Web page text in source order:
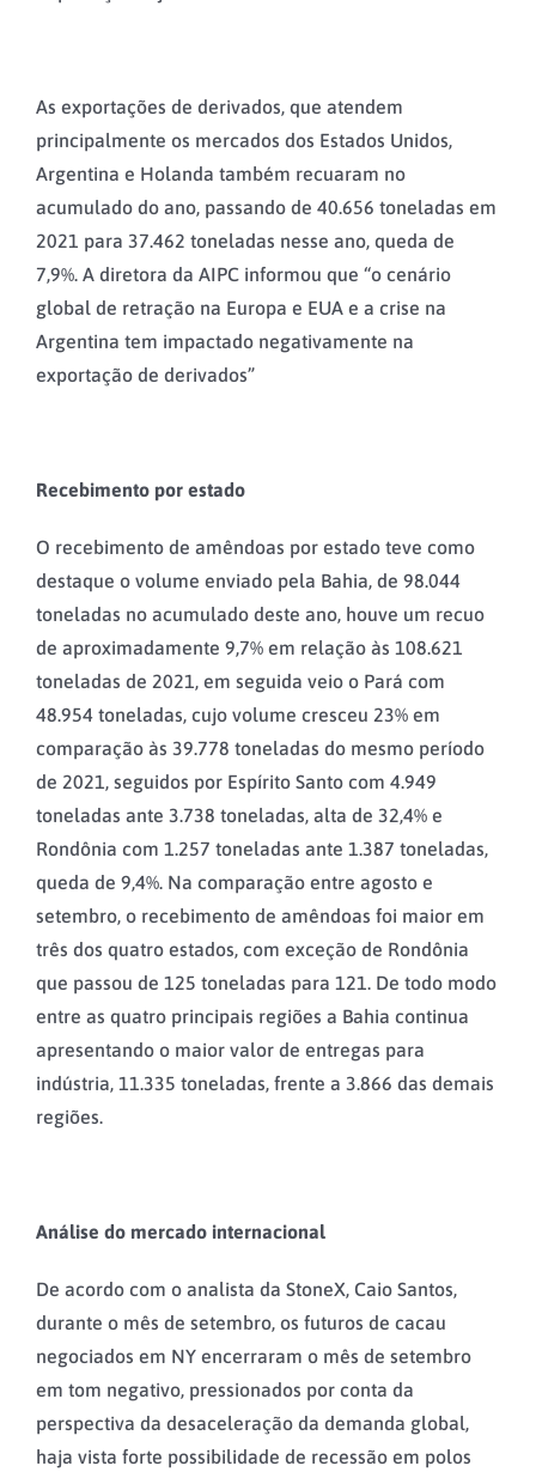
As exportações de derivados, que atendem
principalmente os mercados dos Estados Unidos,
Argentina e Holanda também recuaram no
acumulado do ano, passando de 40.656 toneladas em
2021 para 37.462 toneladas nesse ano, queda de
7,9%. A diretora da AIPC informou que “o cenário
global de retração na Europa e EUA e a crise na
Argentina tem impactado negativamente na
exportação de derivados”
Recebimento por estado
O recebimento de amêndoas por estado teve como
destaque o volume enviado pela Bahia, de 98.044
toneladas no acumulado deste ano, houve um recuo
de aproximadamente 9,7% em relação às 108.621
toneladas de 2021, em seguida veio o Pará com
48.954 toneladas, cujo volume cresceu 23% em
comparação às 39.778 toneladas do mesmo período
de 2021, seguidos por Espírito Santo com 4.949
toneladas ante 3.738 toneladas, alta de 32,4% e
Rondônia com 1.257 toneladas ante 1.387 toneladas,
queda de 9,4%. Na comparação entre agosto e
setembro, o recebimento de amêndoas foi maior em
três dos quatro estados, com exceção de Rondônia
que passou de 125 toneladas para 121. De todo modo
entre as quatro principais regiões a Bahia continua
apresentando o maior valor de entregas para
indústria, 11.335 toneladas, frente a 3.866 das demais
regiões.
Análise do mercado internacional
De acordo com o analista da StoneX, Caio Santos,
durante o mês de setembro, os futuros de cacau
negociados em NY encerraram o mês de setembro
em tom negativo, pressionados por conta da
perspectiva da desaceleração da demanda global,
haja vista forte possibilidade de recessão em polos